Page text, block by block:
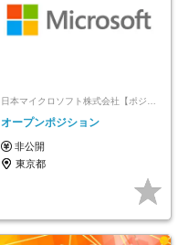
日本マイクロソフト株式会社【ポジションマッチ登録】
オープンポジション
非公開
東京都